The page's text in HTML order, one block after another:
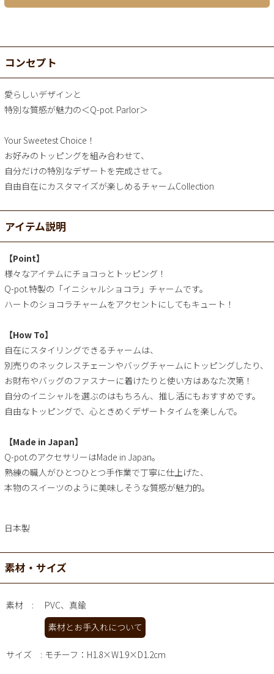
コンセプト
愛らしいデザインと
特別な質感が魅力の＜Q-pot. Parlor＞
Your Sweetest Choice！
お好みのトッピングを組み合わせて、
自分だけの特別なデザートを完成させて。
自由自在にカスタマイズが楽しめるチャームCollection
アイテム説明
【Point】
様々なアイテムにチョコっとトッピング！
Q-pot.特製の「イニシャルショコラ」チャームです。
ハートのショコラチャームをアクセントにしてもキュート！
【How To】
自在にスタイリングできるチャームは、
別売りのネックレスチェーンやバッグチャームにトッピングしたり、
お財布やバッグのファスナーに着けたりと使い方はあなた次第！
自分のイニシャルを選ぶのはもちろん、推し活にもおすすめです。
自由なトッピングで、心ときめくデザートタイムを楽しんで。
【Made in Japan】
Q-pot.のアクセサリーはMade in Japan。
熟練の職人がひとつひとつ手作業で丁寧に仕上げた、
本物のスイーツのように美味しそうな質感が魅力的。
日本製
素材・サイズ
素材
PVC、真鍮
素材とお手入れについて
サイズ モチーフ：H1.8×W1.9×D1.2cm